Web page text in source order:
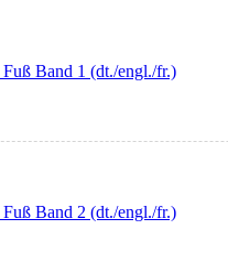
Band 1 (dt./engl./fr.)
Band 2 (dt./engl./fr.)